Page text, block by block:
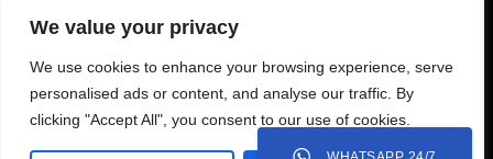
We value your privacy
We use cookies to enhance your browsing experience, serve
personalised ads or content, and analyse our traffic. By
clicking "Accept All", you consent to our use of cookies.
Kenapa Kami
Tim
Partners & Certifications
Review & Sertifikat
Events
FAQ